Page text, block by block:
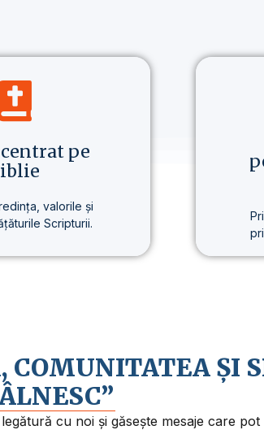
pe
valorile și
Scripturii.
COMUNITATEA ȘI
cu noi și găsește mesaje care pot